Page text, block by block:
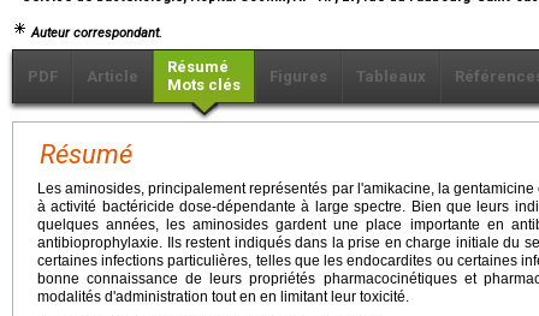
Auteur correspondant.
PDF Article
Résumé
Mots clés
Figures Tableaux
Résumé
Les aminosides, principalement représentés par l'amikacine, la
à activité bactéricide dose-dépendante à large spectre. Bien que leurs
quelques années, les aminosides gardent une place importante en
antibioprophylaxie. Ils restent indiqués dans la prise en charge initiale du
certaines infections particulières, telles que les endocardites ou certaines
bonne connaissance de leurs propriétés pharmacocinétiques et
modalités d'administration tout en en limitant leur toxicité.